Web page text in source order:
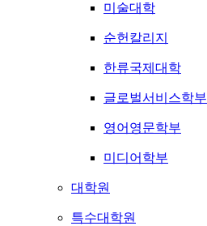
미술대학
순헌칼리지
한류국제대학
글로벌서비스학부
영어영문학부
미디어학부
대학원
특수대학원